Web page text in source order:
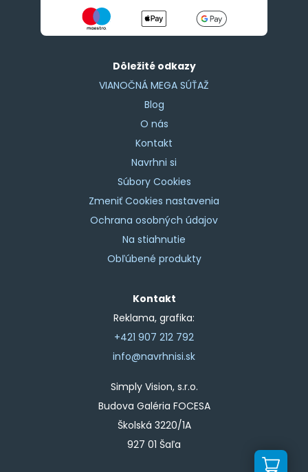
Dôležité odkazy
VIANOČNÁ MEGA SÚŤAŽ
Blog
O nás
Kontakt
Navrhni si
Súbory Cookies
Zmeniť Cookies nastavenia
Ochrana osobných údajov
Na stiahnutie
Obľúbené produkty
Kontakt
Reklama, grafika:
+421 907 212 792
info@navrhnisi.sk
Simply Vision, s.r.o.
Budova Galéria FOCESA
Školská 3220/1A
927 01 Šaľa